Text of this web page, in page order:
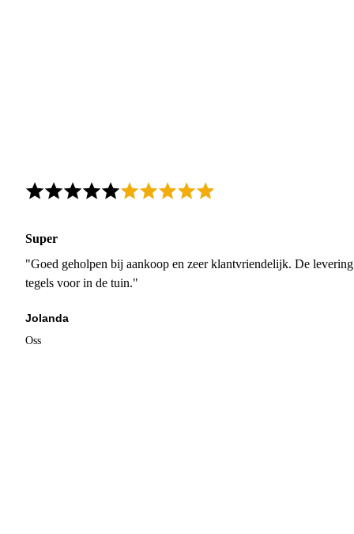
Super
"Goed geholpen bij aankoop en zeer klantvriendelijk. De
tegels voor in de tuin."
Jolanda
Oss